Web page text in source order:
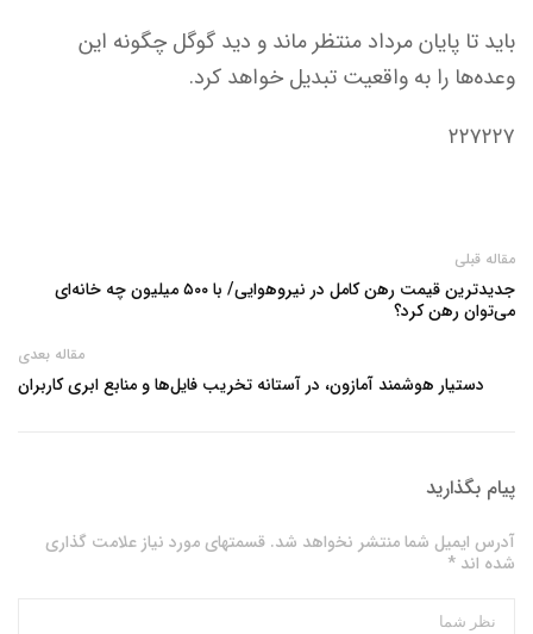
باید تا پایان مرداد منتظر ماند و دید گوگل چگونه این
وعده‌ها را به واقعیت تبدیل خواهد کرد.
۲۲۷۲۲۷
مقاله قبلی
جدیدترین قیمت رهن کامل در نیروهوایی/ با ۵۰۰ میلیون چه خانه‌ای
می‌توان رهن کرد؟
مقاله بعدی
دستیار هوشمند آمازون، در آستانه تخریب فایل‌ها و منابع ابری کاربران
پیام بگذارید
آدرس ایمیل شما منتشر نخواهد شد. قسمتهای مورد نیاز علامت گذاری
شده اند *